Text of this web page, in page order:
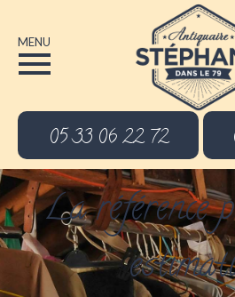
MENU
05 33 06 22 72
La référence